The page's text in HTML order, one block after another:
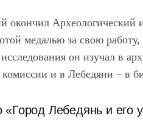
Археологический
медалью за свою
он изучал в
и в Лебедяни – в
Лебедянь и его